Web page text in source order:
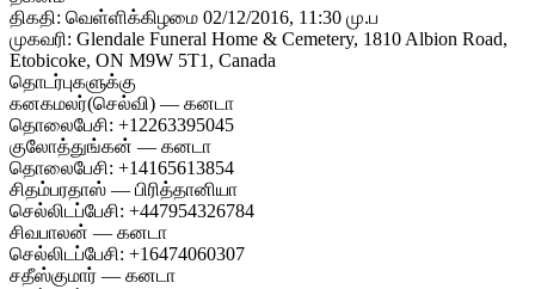
திகதி: வெள்ளிக்கிழமை 02/12/2016, 11:30 மு.ப
முகவரி: Glendale Funeral Home & Cemetery, 1810 Albion Road,
Etobicoke, ON M9W 5T1, Canada
தொடர்புகளுக்கு
கனகமலர்(செல்வி) — கனடா
தொலைபேசி: +12263395045
குலோத்துங்கன் — கனடா
தொலைபேசி: +14165613854
சிதம்பரதாஸ் — பிரித்தானியா
செல்லிடப்பேசி: +447954326784
சிவபாலன் — கனடா
செல்லிடப்பேசி: +16474060307
சதீஸ்குமார் — கனடா